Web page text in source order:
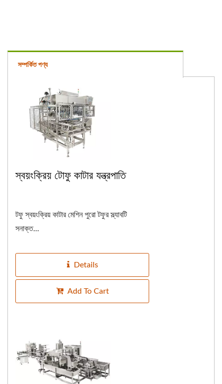
সম্পর্কিত পণ্য
স্বয়ংক্রিয় টোফু কাটার যন্ত্রপাতি
টফু স্বয়ংক্রিয় কাটার মেশিন পুরো টফুর স্ল্যাবটি
সনাক্ত...
Details
Add To Cart